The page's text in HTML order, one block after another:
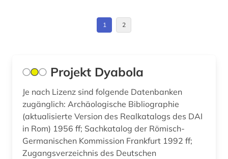
übersetzung (1)
1 2
Projekt Dyabola
Je nach Lizenz sind folgende Datenbanken
zugänglich: Archäologische Bibliographie
(aktualisierte Version des Realkatalogs des DAI
in Rom) 1956 ff; Sachkatalog der Römisch-
Germanischen Kommission Frankfurt 1992 ff;
Zugangsverzeichnis des Deutschen